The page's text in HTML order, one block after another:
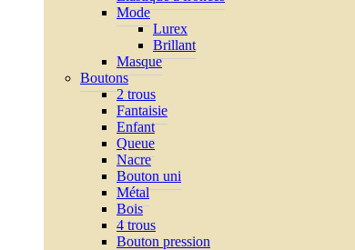
Mode
Lurex
Brillant
Masque
Boutons
2 trous
Fantaisie
Enfant
Queue
Nacre
Bouton uni
Métal
Bois
4 trous
Bouton pression